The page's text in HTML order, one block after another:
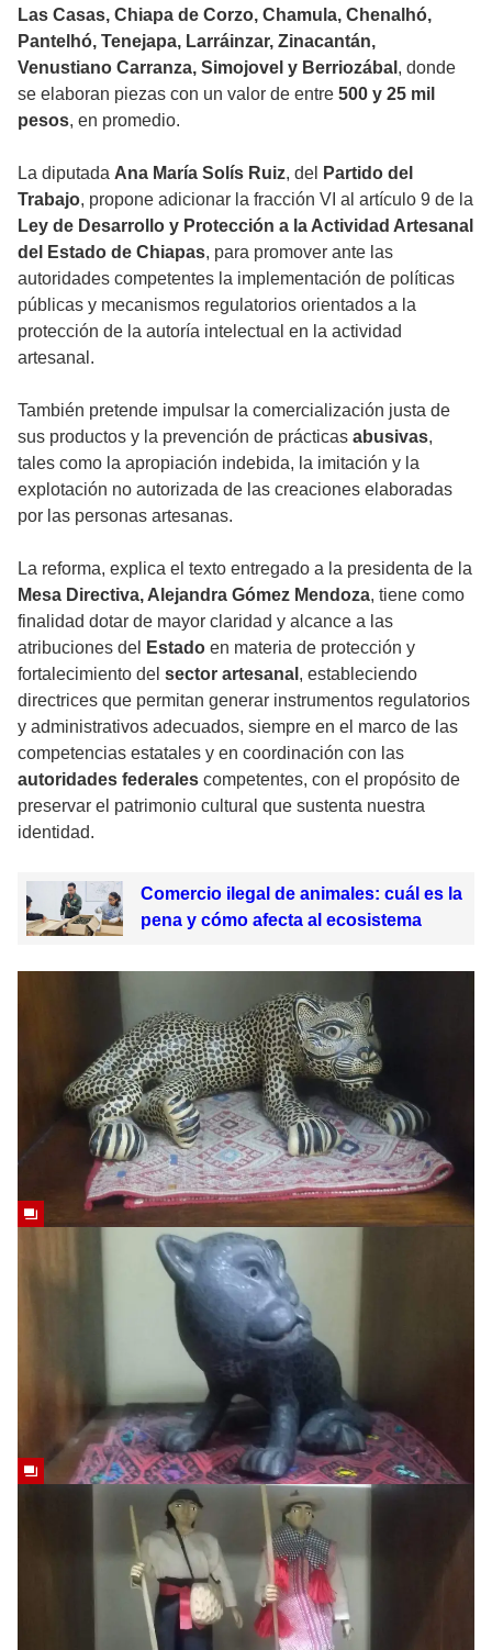
Las Casas, Chiapa de Corzo, Chamula, Chenalhó,
Pantelhó, Tenejapa, Larráinzar, Zinacantán,
Venustiano Carranza, Simojovel y Berriozábal , donde
se elaboran piezas con un valor de entre 500 y 25 mil
pesos, en promedio.
La diputada Ana María Solís Ruiz, del
Partido del
Trabajo, propone adicionar la fracción VI al artículo 9 de la
Ley de Desarrollo y Protección a la Actividad Artesanal
del Estado de Chiapas, para promover ante las
autoridades competentes la implementación de políticas
públicas y mecanismos regulatorios orientados a la
protección de la autoría intelectual en la actividad
artesanal.
También pretende impulsar la comercialización justa de
sus productos y la prevención de prácticas abusivas,
tales como la apropiación indebida, la imitación y la
explotación no autorizada de las creaciones elaboradas
por las personas artesanas.
La reforma, explica el texto entregado a la presidenta de la
Mesa Directiva, Alejandra Gómez Mendoza, tiene como
finalidad dotar de mayor claridad y alcance a las
atribuciones del
Estado en materia de protección y
fortalecimiento del sector artesanal , estableciendo
directrices que permitan generar instrumentos regulatorios
y administrativos adecuados, siempre en el marco de las
competencias estatales y en coordinación con las
autoridades federales competentes, con el propósito de
preservar el patrimonio cultural que sustenta nuestra
identidad.
Comercio ilegal de animales: cuál es la
pena y cómo afecta al ecosistema